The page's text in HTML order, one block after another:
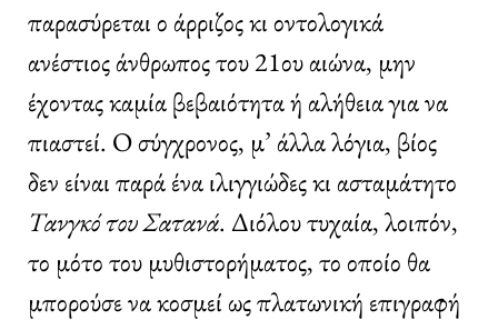
παρασύρεται ο άρριζος κι οντολογικά
ανέστιος άνθρωπος του 21ου αιώνα, μην
έχοντας καμία βεβαιότητα ή αλήθεια για να
πιαστεί. Ο σύγχρονος, μ’ άλλα λόγια, βίος
δεν είναι παρά ένα ιλιγγιώδες κι ασταμάτητο
Τανγκό του Σατανά. Διόλου τυχαία, λοιπόν,
το μότο του μυθιστορήματος, το οποίο θα
μπορούσε να κοσμεί ως πλατωνική επιγραφή